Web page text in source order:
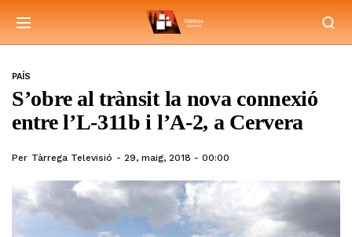
PAÍS
S’obre al trànsit la nova connexió
entre l’L-311b i l’A-2, a Cervera
Per Tàrrega Televisió 29, maig, 2018 - 00:00